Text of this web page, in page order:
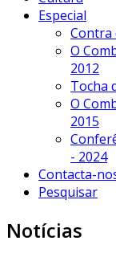
Especial
Contra
O
2012
Tocha
O
2015
- 2024
Contacta-
Pesquisar
Notícias